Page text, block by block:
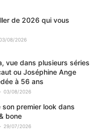
de 2026 qui vous
08/2026
vue dans plusieurs séries
ou Joséphine Ange
à 56 ans
03/08/2026
premier look dans
bone
29/07/2026